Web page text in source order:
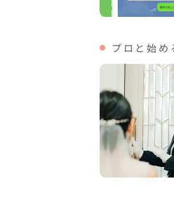
一方雪山では
まだ寒い気
山頂ではスノ
下山後スノー
私自身もスノ
滑りながら撮
スノーボード
プロと始め